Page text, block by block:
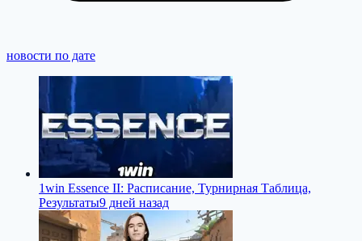
новости по дате
1win Essence II: Расписание, Турнирная Таблица,
Результаты9 дней назад